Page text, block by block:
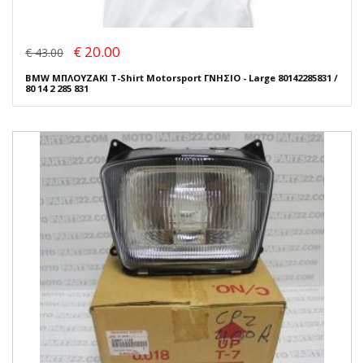
€ 43.00 € 20.00
BMW ΜΠΛΟΥΖΑΚΙ T-Shirt Motorsport ΓΝΗΣΙΟ - Large 80142285831 /
80 14 2 285 831